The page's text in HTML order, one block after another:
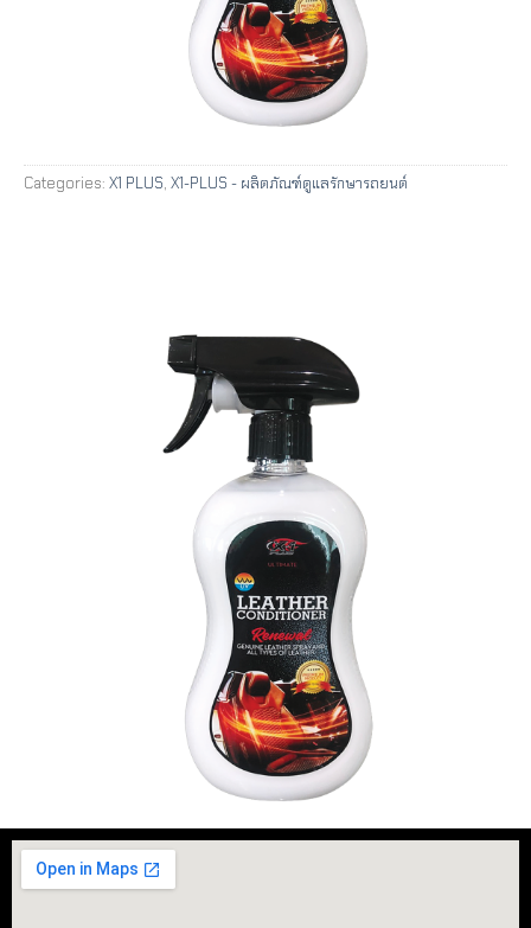
Categories: X1 PLUS, X1-PLUS - ผลิตภัณฑ์ดูแลรักษารถยนต์